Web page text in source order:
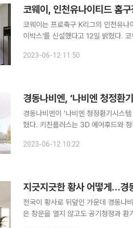
코웨이, 인천유나이티드 홈
코웨이는 프로축구 K리그의 인천유
이박스'를 신설했다고 12일 밝혔다. 코웨이는 소비자들이 다양한 장소에서 코웨이 제품을 체험할 수
박스는 인천유나이티드 홈구장인 인
2023-06-12 11:50
경동나비엔, ‘나비엔 청정환
경동나비엔이 ‘나비엔 청정환기시스
혔다. 키친플러스는 3D 에어후드와 청정환기시스템이 하나의 시스템으로 작동하며 미세먼지와 라
루션이다. 특히 이번 신제품은
2023-06-12 10:22
지긋지긋한 황사 어떻게…경
전국이 황사로 뒤덮인 가운데 경동나비엔이
은 창문을 열지 않고도 공기청정과 환